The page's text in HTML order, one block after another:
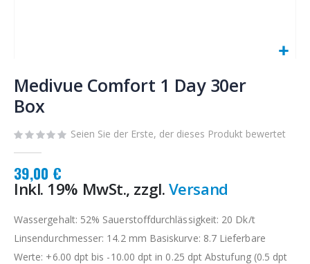
Anfang
der
Bildgalerie
Medivue Comfort 1 Day 30er
Box
Seien Sie der Erste, der dieses Produkt bewertet
39,00 €
Inkl. 19% MwSt., zzgl.Versand
Wassergehalt: 52% Sauerstoffdurchlässigkeit: 20 Dk/t
Linsendurchmesser: 14.2 mm Basiskurve: 8.7 Lieferbare
Werte: +6.00 dpt bis -10.00 dpt in 0.25 dpt Abstufung (0.5 dpt